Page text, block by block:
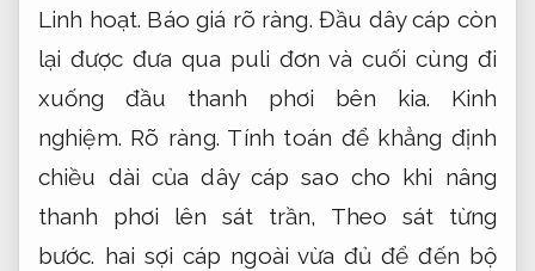
Linh hoạt. Báo giá rõ ràng. Đầu dây cáp còn
lại được đưa qua puli đơn và cuối cùng đi
xuống đầu thanh phơi bên kia. Kinh
nghiệm. Rõ ràng. Tính toán để khẳng định
chiều dài của dây cáp sao cho khi nâng
thanh phơi lên sát trần, Theo sát từng
bước. hai sợi cáp ngoài vừa đủ để đến bộ